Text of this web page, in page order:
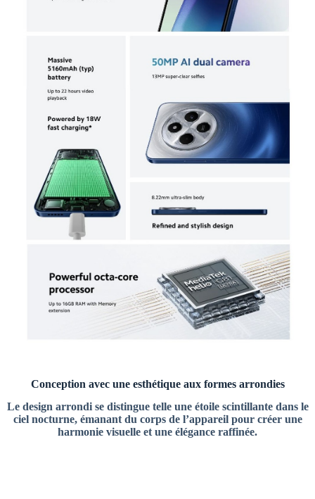
Conception avec une esthétique aux formes arrondies
Le design arrondi se distingue telle une étoile scintillante dans le
ciel nocturne, émanant du corps de l’appareil pour créer une
harmonie visuelle et une élégance raffinée.